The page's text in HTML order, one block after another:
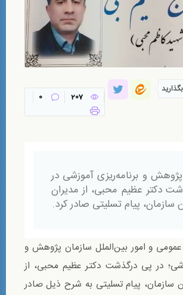
207
0
و برنامه‌ریزی آموزشی در
دکتر عظیم محبی، از مدیران
سازمان، پیام تسلیتی صادر کرد.
و امور بین‌الملل سازمان پژوهش و
در پی درگذشت دکتر عظیم محبی، از
سازمان، پیام تسلیتی به شرح ذیل صادر